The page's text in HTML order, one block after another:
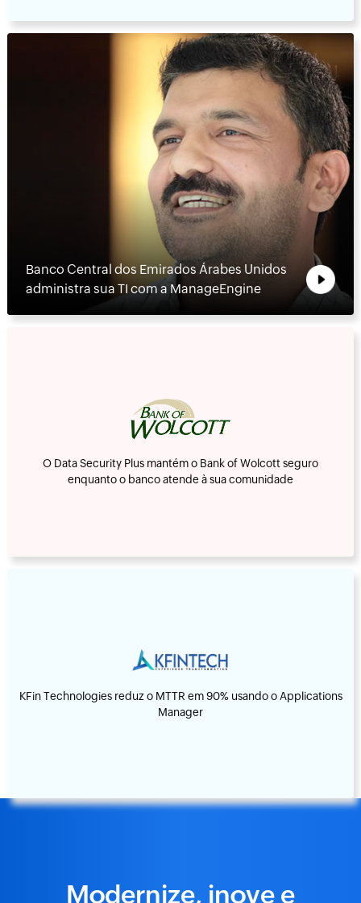
Banco Central dos Emirados Árabes Unidos
administra sua TI com a ManageEngine
O Data Security Plus mantém o Bank of Wolcott seguro
enquanto o banco atende à sua comunidade
KFin Technologies reduz o MTTR em 90% usando o Applications
Manager
Modernize, inove e